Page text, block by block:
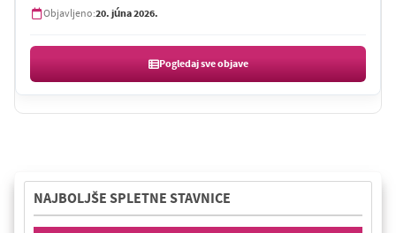
Objavljeno:20. júna 2026.
Pogledaj sve objave
NAJBOLJŠE SPLETNE STAVNICE